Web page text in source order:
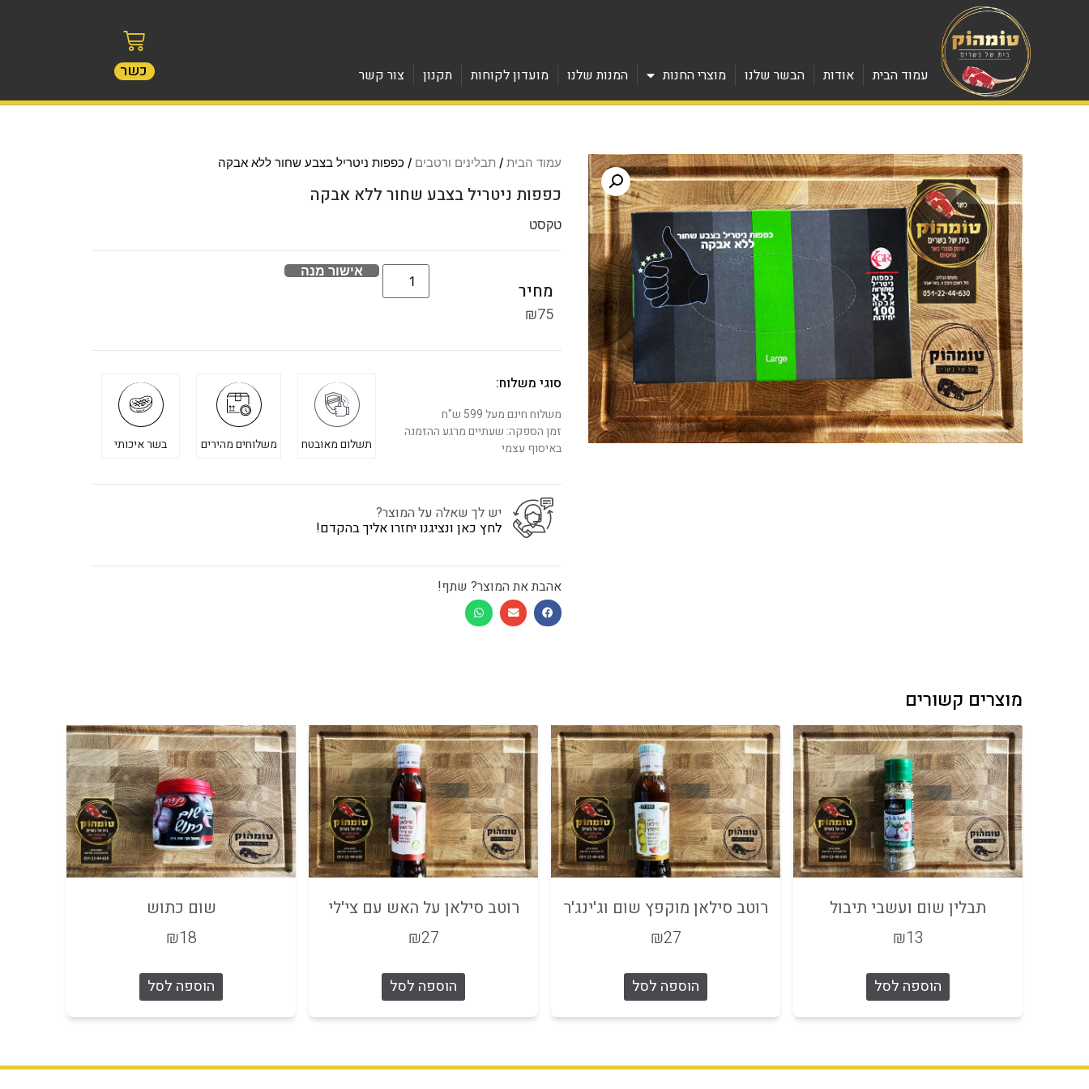
עמוד הבית אודות הבשר שלנו מוצרי החנות המנות שלנו מועדון לקוחות תקנון צור קשר כשר
עמוד הבית/ תבלינים ורטבים / כפפות ניטריל בצבע שחור ללא אבקה
כפפות ניטריל בצבע שחור ללא אבקה
טקסט
מחיר
₪75
אישור מנה
סוגי משלוח:
משלוח חינם מעל 599 ש"ח
זמן הספקה: שעתיים מרגע ההזמנה
באיסוף עצמי
תשלום מאובטח משלוחים מהירים בשר איכותי
יש לך שאלה על המוצר?
לחץ כאן ונציגנו יחזרו אליך בהקדם!
אהבת את המוצר? שתף!
מוצרים קשורים
תבלין שום ועשבי תיבול
₪13
הוספה לסל
רוטב סילאן מוקפץ שום וג'ינג'ר
₪27
הוספה לסל
רוטב סילאן על האש עם צי'לי
₪27
הוספה לסל
שום כתוש
₪18
הוספה לסל